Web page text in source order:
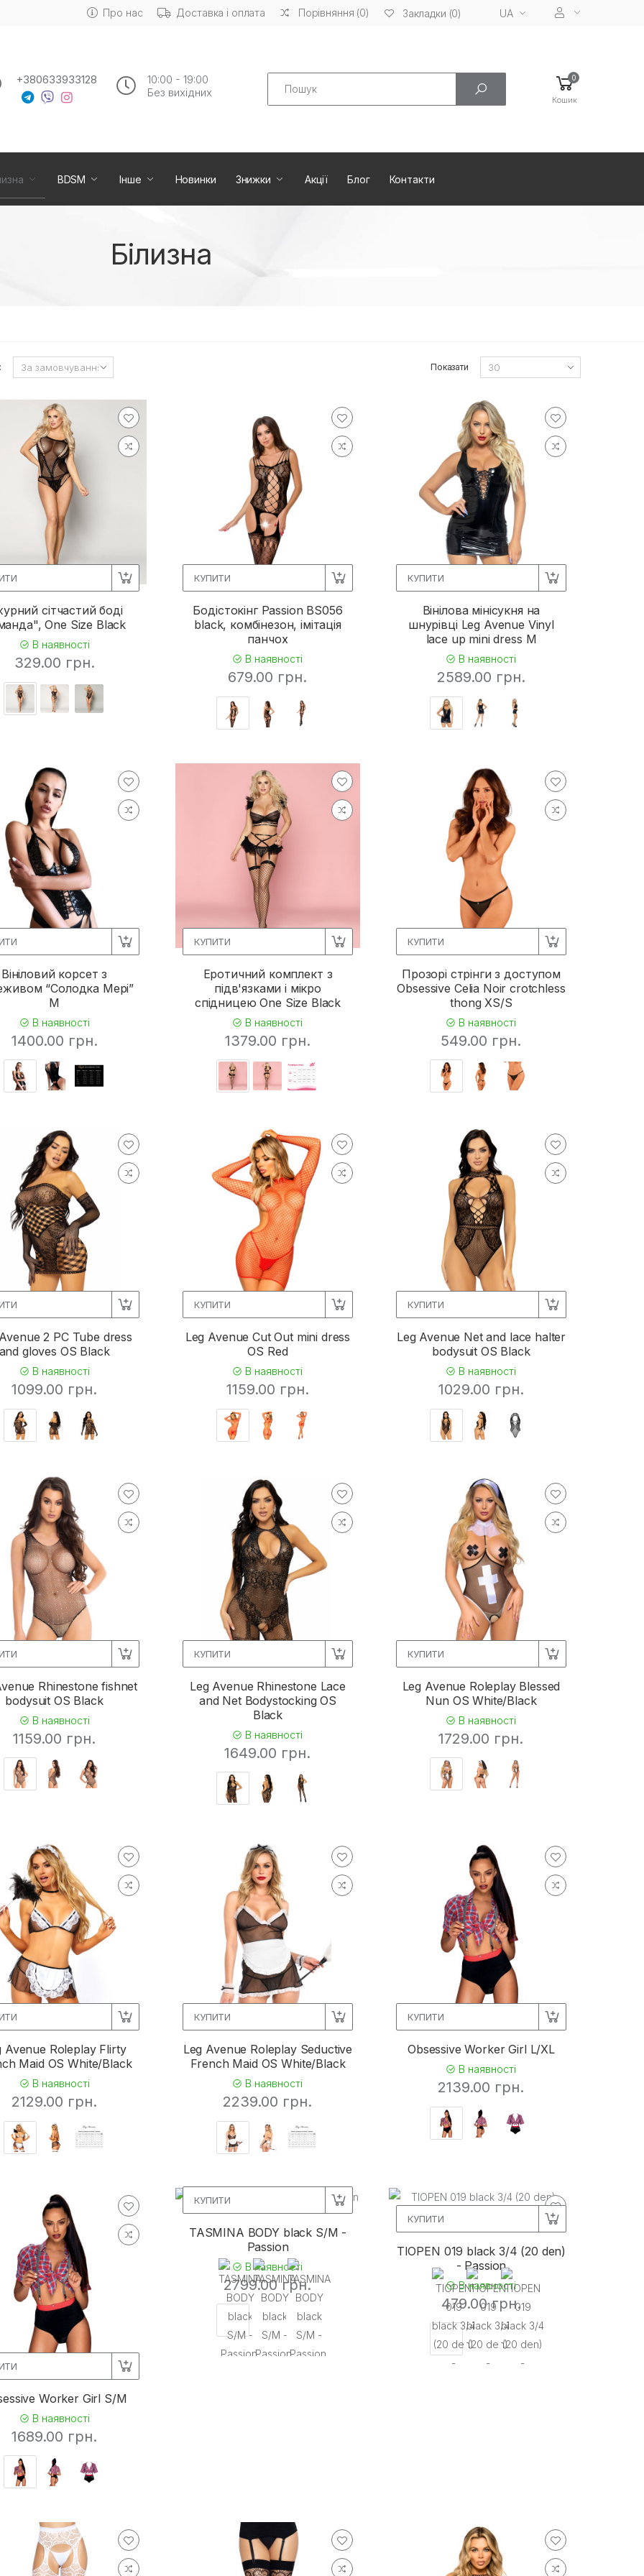
Про нас Доставка і оплата Порівняння (0) Закладки (0) UA
+380633933128
10:00 - 19:00
Без вихiдних
Search 0
Кошик
BDSM Інше Новинки Знижки Акції Блог Контакти
Білизна
51
6
2
6
3
19
9
48
5%) 1
4
14
102
3
2
102
8
27
8
3
130
3
Показати
сітчастий боді
One Size Black
В наявності
329.00 грн.
КУПИТИ
Бодістокінг Passion BS056
black, комбінезон, імітація
панчох
В наявності
679.00 грн.
КУПИТИ
Вінілова мінісукня на
шнурівці Leg Avenue Vinyl
lace up mini dress M
В наявності
2589.00 грн.
Вініловий корсет з
“Солодка Мері”
M
В наявності
1400.00 грн.
КУПИТИ
Еротичний комплект з
підв'язками і мікро
спідницею One Size Black
В наявності
1379.00 грн.
КУПИТИ
Прозорі стрінги з доступом
Obsessive Celia Noir crotchless
thong XS/S
В наявності
549.00 грн.
2 PC Tube dress
and gloves OS Black
В наявності
1099.00 грн.
КУПИТИ
Leg Avenue Cut Out mini dress
OS Red
В наявності
1159.00 грн.
КУПИТИ
Leg Avenue Net and lace halter
bodysuit OS Black
В наявності
1029.00 грн.
Rhinestone fishnet
bodysuit OS Black
В наявності
1159.00 грн.
КУПИТИ
Leg Avenue Rhinestone Lace
and Net Bodystocking OS
Black
В наявності
1649.00 грн.
КУПИТИ
Leg Avenue Roleplay Blessed
Nun OS White/Black
В наявності
1729.00 грн.
Avenue Roleplay Flirty
Maid OS White/Black
В наявності
2129.00 грн.
КУПИТИ
Leg Avenue Roleplay Seductive
French Maid OS White/Black
В наявності
2239.00 грн.
КУПИТИ
Obsessive Worker Girl L/XL
В наявності
2139.00 грн.
Worker Girl S/M
В наявності
1689.00 грн.
КУПИТИ
TASMINA BODY black S/M -
Passion
В наявності
2799.00 грн.
КУПИТИ
TIOPEN 019 black 3/4 (20 den)
- Passion
В наявності
479.00 грн.